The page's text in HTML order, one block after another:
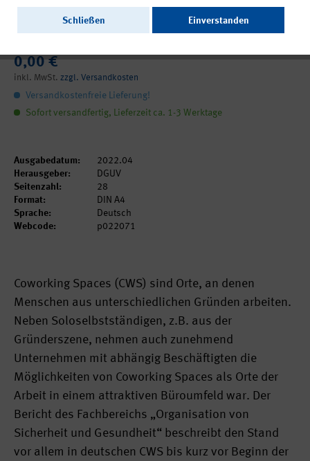
Spaces – eine Bestandsaufnahme aus
Sicht der Prävention
0,00 €
inkl. MwSt. zzgl. Versandkosten
Versandkostenfreie Lieferung!
Sofort versandfertig, Lieferzeit ca. 1-3 Werktage
Ausgabedatum:
2022.04
Herausgeber:
DGUV
Seitenzahl:
28
Format:
DIN A4
Sprache:
Deutsch
Webcode:
p022071
Coworking Spaces (CWS) sind Orte, an denen
Menschen aus unterschiedlichen Gründen arbeiten.
Neben Soloselbstständigen, z.B. aus der
Gründerszene, nehmen auch zunehmend
Unternehmen mit abhängig Beschäftigten die
Möglichkeiten von Coworking Spaces als Orte der
Arbeit in einem attraktiven Büroumfeld war. Der
Bericht des Fachbereichs „Organisation von
Sicherheit und Gesundheit“ beschreibt den Stand
vor allem in deutschen CWS bis kurz vor Beginn der
Schließen Einverstanden